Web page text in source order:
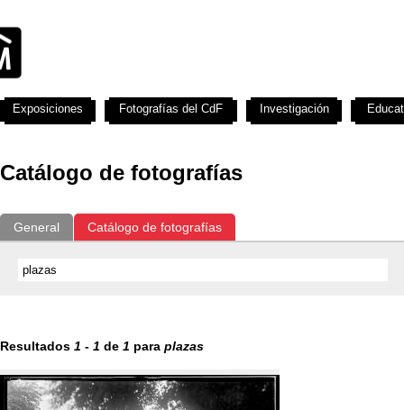
Catálogo de fotografías
General Catálogo de fotografías
Resultados 1 - 1 de 1 para plazas
Exposiciones Fotografías del CdF Investigación